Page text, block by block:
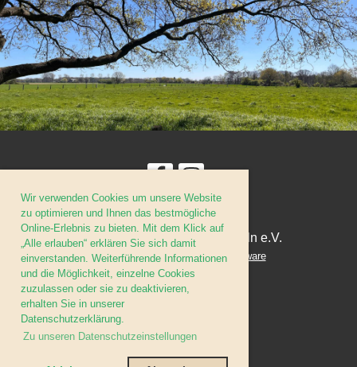
Wir verwenden Cookies um unsere Website
zu optimieren und Ihnen das bestmögliche
Online-Erlebnis zu bieten. Mit dem Klick auf
„Alle erlauben“ erklären Sie sich damit
einverstanden. Weiterführende Informationen
und die Möglichkeit, einzelne Cookies
zuzulassen oder sie zu deaktivieren,
erhalten Sie in unserer
Datenschutzerklärung.
Zu unseren Datenschutzeinstellungen
© Bürgerverein Krefeld-Fischeln e.V.
Erstellt mit ClubDesk Vereinssoftware